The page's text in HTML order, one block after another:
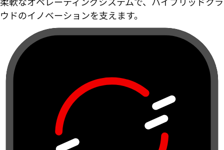
ウドのイノベーションを支えます。